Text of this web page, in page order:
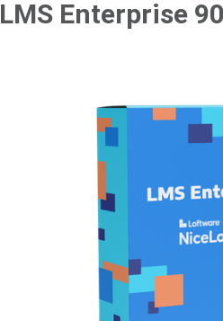
LMS Enterprise